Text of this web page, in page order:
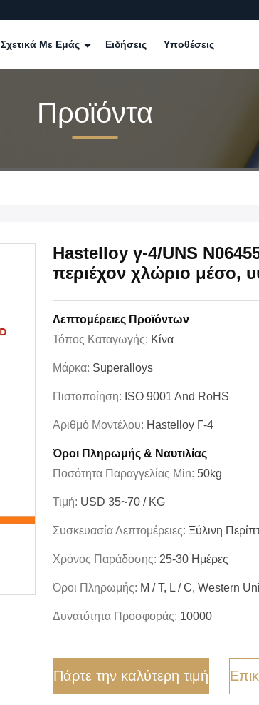
Σχετικά Με Εμάς Ειδήσεις Υποθέσεις
Προϊόντα
Hastelloy γ-4/UNS
περιέχον χλώριο μέσο,
Λεπτομέρειες Προϊόντων
Τόπος Καταγωγής: Κίνα
Μάρκα: Superalloys
Πιστοποίηση: ISO 9001 And RoHS
Αριθμό Μοντέλου: Hastelloy Γ-4
Όροι Πληρωμής & Ναυτιλίας
Ποσότητα Παραγγελίας Min: 50kg
Τιμή: USD 35~70 / KG
Συσκευασία Λεπτομέρειες: Ξύλινη
Χρόνος Παράδοσης: 25-30 Ημέρες
Όροι Πληρωμής: Μ / Τ, L / C, Western
Δυνατότητα Προσφοράς: 10000
Πάρτε την καλύτερη τιμή